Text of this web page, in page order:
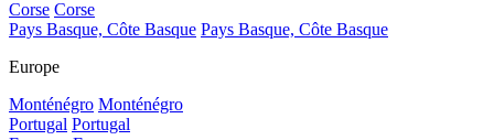
Corse Corse
Pays Basque, Côte Basque Pays Basque, Côte Basque
Europe
Monténégro Monténégro
Portugal Portugal